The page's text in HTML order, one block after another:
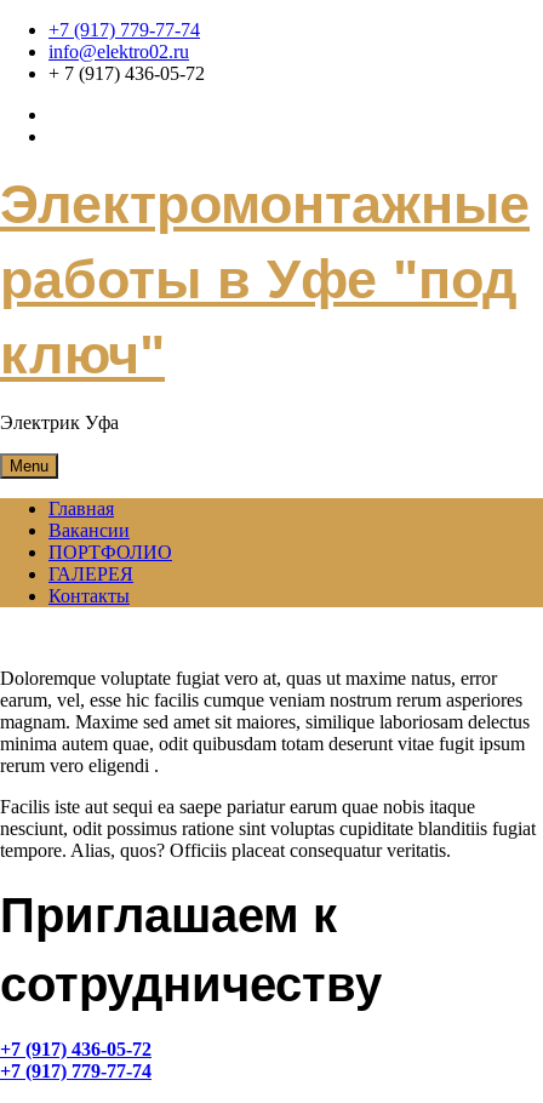
Skip
content
+7 (917) 779-77-74
info@elektro02.ru
+ 7 (917) 436-05-72
Электромонтажные
работы в Уфе "под
ключ"
Электрик Уфа
Menu
Главная
Вакансии
ПОРТФОЛИО
ГАЛЕРЕЯ
Контакты
Doloremque voluptate fugiat vero at, quas ut maxime natus, error
earum, vel, esse hic facilis cumque veniam nostrum rerum asperiores
magnam. Maxime sed amet sit maiores, similique laboriosam delectus
minima autem quae, odit quibusdam totam deserunt vitae fugit ipsum
rerum vero eligendi .
Facilis iste aut sequi ea saepe pariatur earum quae nobis itaque
nesciunt, odit possimus ratione sint voluptas cupiditate blanditiis fugiat
tempore. Alias, quos? Officiis placeat consequatur veritatis.
Приглашаем к
сотрудничеству
+7 (917) 436-05-72
+7 (917) 779-77-74